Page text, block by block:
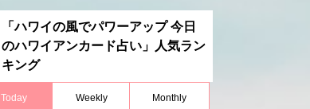
「ハワイの風でパワーアップ 今日
のハワイアンカード占い」人気ラン
キング
Today Weekly Monthly